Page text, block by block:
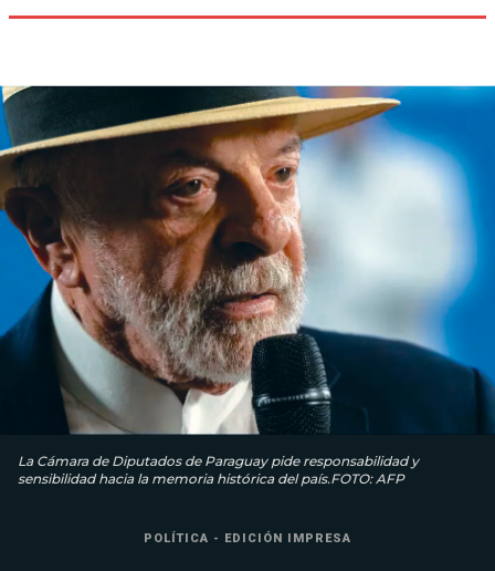
La Cámara de Diputados de Paraguay pide responsabilidad y
sensibilidad hacia la memoria histórica del país.FOTO: AFP
POLÍTICA - EDICIÓN IMPRESA